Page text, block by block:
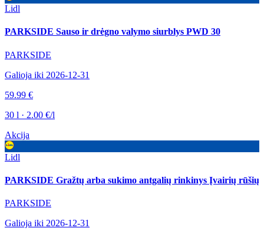
Lidl
PARKSIDE Sauso ir drėgno valymo siurblys PWD 30
PARKSIDE
Galioja iki 2026-12-31
59.99 €
30 l · 2.00 €/l
Akcija
Lidl
PARKSIDE Gražtų arba sukimo antgalių rinkinys Įvairių rūšių
PARKSIDE
Galioja iki 2026-12-31